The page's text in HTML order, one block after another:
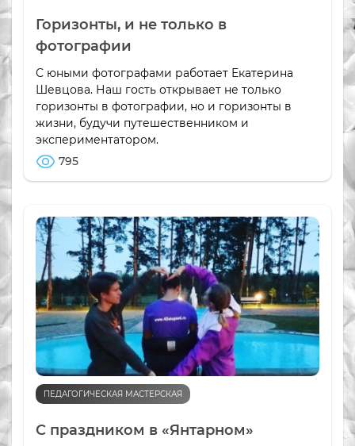
Горизонты, и не только в
фотографии
С юными фотографами работает Екатерина
Шевцова. Наш гость открывает не только
горизонты в фотографии, но и горизонты в
жизни, будучи путешественником и
экспериментатором.
795
ПЕДАГОГИЧЕСКАЯ МАСТЕРСКАЯ
С праздником в «Янтарном»